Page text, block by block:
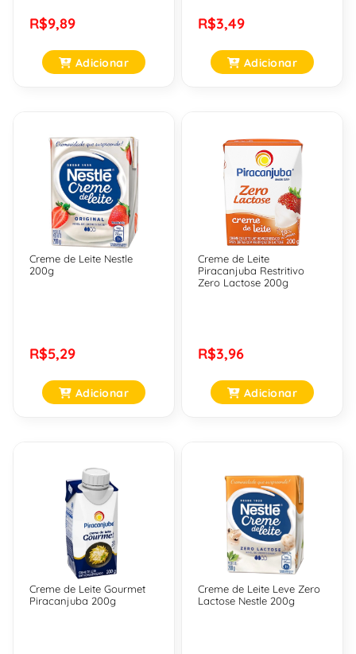
R$9,89
Adicionar
R$3,49
Adicionar
Creme de Leite Nestle
200g
R$5,29
Adicionar
Creme de Leite
Piracanjuba Restritivo
Zero Lactose 200g
R$3,96
Adicionar
Creme de Leite Gourmet
Piracanjuba 200g
Creme de Leite Leve Zero
Lactose Nestle 200g